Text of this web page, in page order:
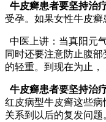
牛皮癣患者要坚持治
受孕。如果女性牛皮
中医上讲：当真阳元
同时还要注意防止腹
的轻重。到现在为止，
牛皮癣患者要坚持治
红皮病型牛皮癣这些
关系到以后的复发问题